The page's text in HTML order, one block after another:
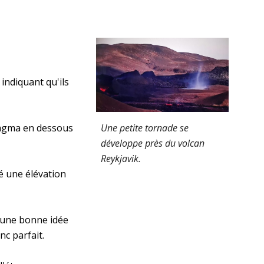
qu'ils
en dessous
une élévation
bonne idée
parfait.
Une petite tornade se
développe près du volcan
Reykjavik.